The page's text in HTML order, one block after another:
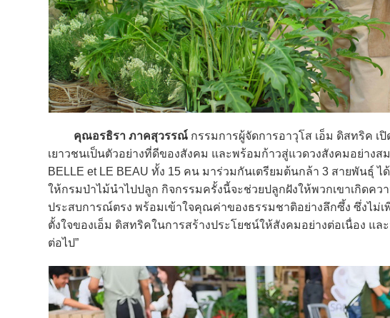
คุณอรธิรา ภาคสุวรรณ์ กรรมการผู้จัดการอาวุโส เอ็ม ดิสทริค เ
เยาวชนเป็นตัวอย่างที่ดีของสังคม และพร้อมก้าวสู่แวดวงสังคมอย่าง
BELLE et LE BEAU ทั้ง 15 คน มาร่วมกันเตรียมต้นกล้า 3 สายพันธุ์
ให้กรมป่าไม้นำไปปลูก กิจกรรมครั้งนี้จะช่วยปลูกฝังให้พวกเขาเกิดค
ประสบการณ์ตรง พร้อมเข้าใจคุณค่าของธรรมชาติอย่างลึกซึ้ง ซึ่งไม่เ
ตั้งใจของเอ็ม ดิสทริคในการสร้างประโยชน์ให้สังคมอย่างต่อเนื่อง
ต่อไป”